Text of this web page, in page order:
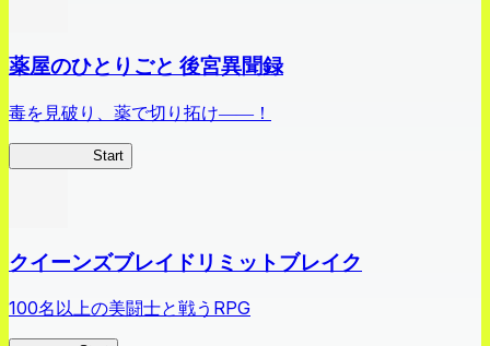
薬屋のひとりごと 後宮異聞録
毒を見破り、薬で切り拓け――！
Start
クイーンズブレイドリミットブレイク
100名以上の美闘士と戦うRPG